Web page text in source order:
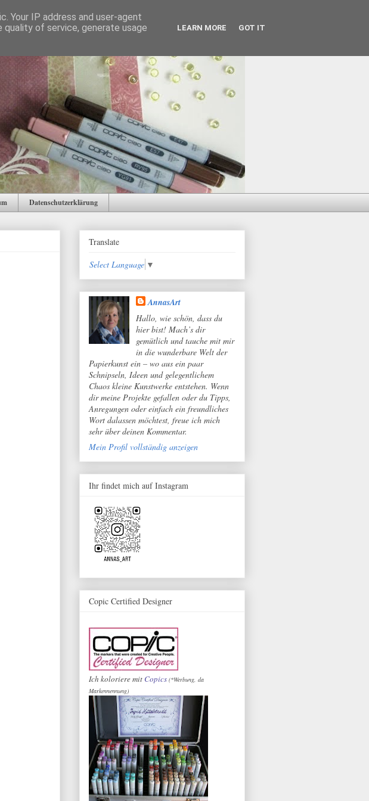
Datenschutzerklärung
Translate
Select Language ▼
AnnasArt
Hallo, wie schön, dass du
hier bist! Mach’s dir
gemütlich und tauche mit mir
in die wunderbare Welt der
Papierkunst ein – wo aus ein paar
Schnipseln, Ideen und gelegentlichem
Chaos kleine Kunstwerke entstehen. Wenn
dir meine Projekte gefallen oder du Tipps,
Anregungen oder einfach ein freundliches
Wort dalassen möchtest, freue ich mich
sehr über deinen Kommentar.
Mein Profil vollständig anzeigen
Ihr findet mich auf Instagram
Copic Certified Designer
Ich koloriere mit Copics (*Werbung, da
Markennennung)
Your IP address and user-agent
of service, generate usage
LEARN MORE GOT IT